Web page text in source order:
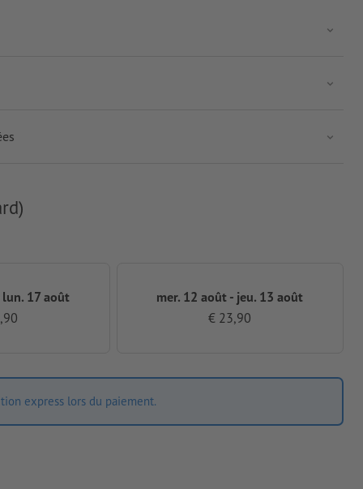
17 août
mer. 12 août - jeu. 13 août
€ 23,90
express lors du paiement.